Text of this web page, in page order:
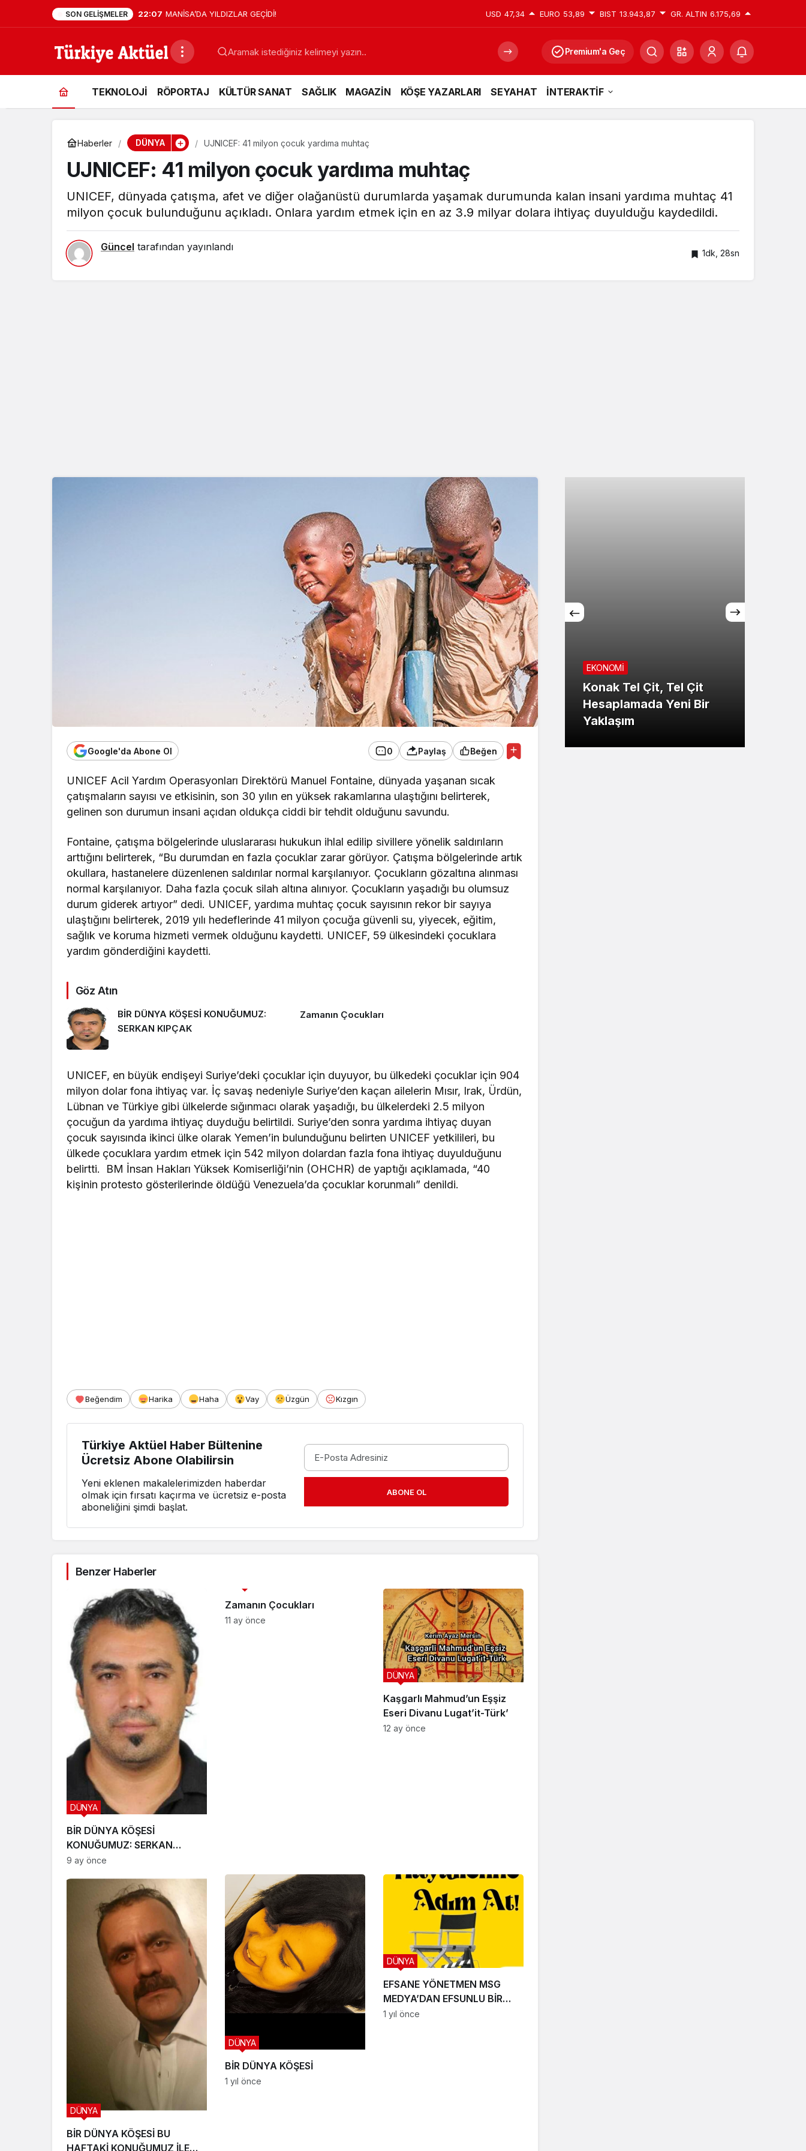
SON GELIŞMELER 22:07 MANİSA’DA YILDIZLAR GEÇİDİ! USD 47,34 EURO 53,89 BIST 13.943,87 GR. ALTIN 6.175,69
Premium'a Geç
TEKNOLOJİ RÖPORTAJ KÜLTÜR SANAT SAĞLIK MAGAZİN KÖŞE YAZARLARI SEYAHAT İNTERAKTİF
Haberler DÜNYA UJNICEF: 41 milyon çocuk yardıma muhtaç
UJNICEF: 41 milyon çocuk yardıma muhtaç
UNICEF, dünyada çatışma, afet ve diğer olağanüstü durumlarda yaşamak durumunda kalan insani yardıma muhtaç 41
milyon çocuk bulunduğunu açıkladı. Onlara yardım etmek için en az 3.9 milyar dolara ihtiyaç duyulduğu kaydedildi.
Güncel tarafından yayınlandı
1dk, 28sn
Google'da Abone Ol 0 Paylaş Beğen
UNICEF Acil Yardım Operasyonları Direktörü Manuel Fontaine, dünyada yaşanan sıcak
çatışmaların sayısı ve etkisinin, son 30 yılın en yüksek rakamlarına ulaştığını belirterek,
gelinen son durumun insani açıdan oldukça ciddi bir tehdit olduğunu savundu.
Fontaine, çatışma bölgelerinde uluslararası hukukun ihlal edilip sivillere yönelik saldırıların
arttığını belirterek, “Bu durumdan en fazla çocuklar zarar görüyor. Çatışma bölgelerinde artık
okullara, hastanelere düzenlenen saldırılar normal karşılanıyor. Çocukların gözaltına alınması
normal karşılanıyor. Daha fazla çocuk silah altına alınıyor. Çocukların yaşadığı bu olumsuz
durum giderek artıyor” dedi. UNICEF, yardıma muhtaç çocuk sayısının rekor bir sayıya
ulaştığını belirterek, 2019 yılı hedeflerinde 41 milyon çocuğa güvenli su, yiyecek, eğitim,
sağlık ve koruma hizmeti vermek olduğunu kaydetti. UNICEF, 59 ülkesindeki çocuklara
yardım gönderdiğini kaydetti.
Göz Atın
BİR DÜNYA KÖŞESİ KONUĞUMUZ:
SERKAN KIPÇAK
Zamanın Çocukları
UNICEF, en büyük endişeyi Suriye’deki çocuklar için duyuyor, bu ülkedeki çocuklar için 904
milyon dolar fona ihtiyaç var. İç savaş nedeniyle Suriye’den kaçan ailelerin Mısır, Irak, Ürdün,
Lübnan ve Türkiye gibi ülkelerde sığınmacı olarak yaşadığı, bu ülkelerdeki 2.5 milyon
çocuğun da yardıma ihtiyaç duyduğu belirtildi. Suriye’den sonra yardıma ihtiyaç duyan
çocuk sayısında ikinci ülke olarak Yemen’in bulunduğunu belirten UNICEF yetkilileri, bu
ülkede çocuklara yardım etmek için 542 milyon dolardan fazla fona ihtiyaç duyulduğunu
belirtti.
BM İnsan Hakları Yüksek Komiserliği’nin (OHCHR) de yaptığı açıklamada, “40
kişinin protesto gösterilerinde öldüğü Venezuela’da çocuklar korunmalı” denildi.
Beğendim Harika Haha Vay Üzgün Kızgın
Türkiye Aktüel Haber Bültenine
Ücretsiz Abone Olabilirsin
Yeni eklenen makalelerimizden haberdar
olmak için fırsatı kaçırma ve ücretsiz e-posta
aboneliğini şimdi başlat.
ABONE OL
Benzer Haberler
BİR DÜNYA KÖŞESİ
KONUĞUMUZ: SERKAN
KIPÇAK
DÜNYA
9 ay önce
Zamanın Çocukları
11 ay önce
Kaşgarlı Mahmud’un Eşşiz
Eseri Divanu Lugat’it-Türk’
DÜNYA
12 ay önce
BİR DÜNYA KÖŞESİ BU
HAFTAKİ KONUĞUMUZ İLE
DÜNYA
BİR DÜNYA KÖŞESİ
DÜNYA
1 yıl önce
EFSANE YÖNETMEN MSG
MEDYA’DAN EFSUNLU BİR
OYUNCULUK SERÜVENİ
DÜNYA
1 yıl önce
GÜNDEM
MANİSA’DA YILDIZLAR
GEÇİDİ!
EKONOMİ
Konak Tel Çit, Tel Çit
Hesaplamada Yeni Bir
Yaklaşım